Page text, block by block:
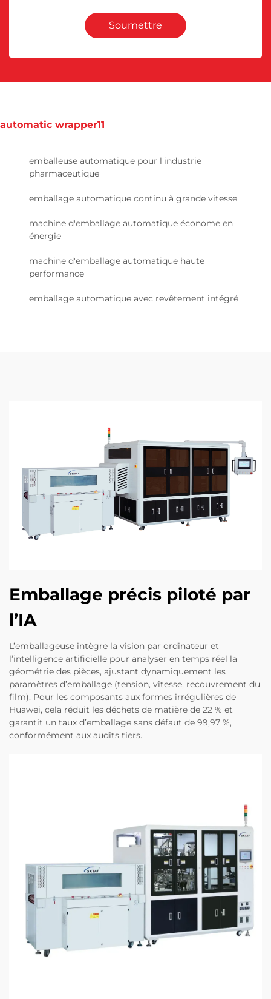
Soumettre
automatic wrapper11
emballeuse automatique pour l'industrie
pharmaceutique
emballage automatique continu à grande vitesse
machine d'emballage automatique économe en
énergie
machine d'emballage automatique haute
performance
emballage automatique avec revêtement intégré
Emballage précis piloté par
l’IA
L’emballageuse intègre la vision par ordinateur et
l’intelligence artificielle pour analyser en temps réel la
géométrie des pièces, ajustant dynamiquement les
paramètres d’emballage (tension, vitesse, recouvrement du
film). Pour les composants aux formes irrégulières de
Huawei, cela réduit les déchets de matière de 22 % et
garantit un taux d’emballage sans défaut de 99,97 %,
conformément aux audits tiers.